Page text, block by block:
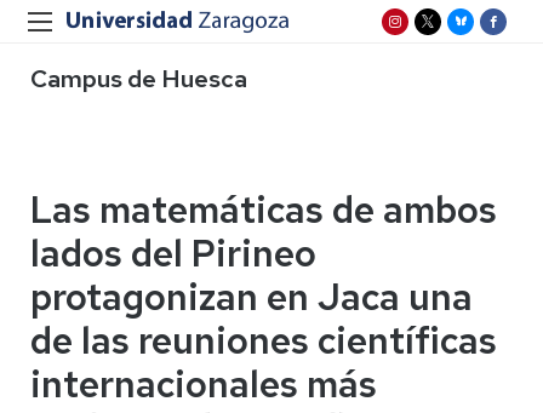
Campus de Huesca
Las matemáticas de ambos
lados del Pirineo
protagonizan en Jaca una
de las reuniones científicas
internacionales más